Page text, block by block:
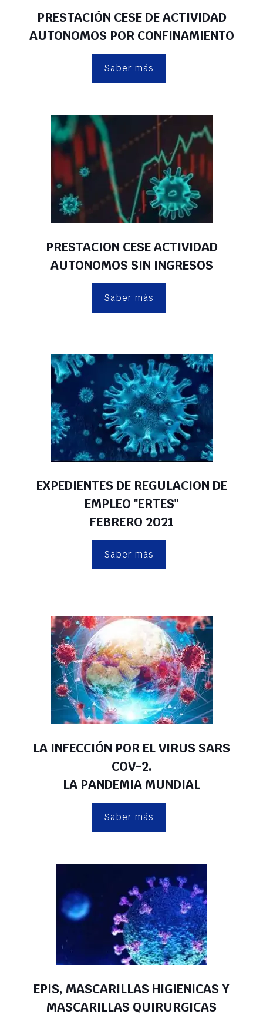
PRESTACIÓN CESE DE ACTIVIDAD
AUTONOMOS POR CONFINAMIENTO
Saber más
PRESTACION CESE ACTIVIDAD
AUTONOMOS SIN INGRESOS
Saber más
EXPEDIENTES DE REGULACION DE
EMPLEO "ERTES"
FEBRERO 2021
Saber más
LA INFECCIÓN POR EL VIRUS SARS
COV-2.
LA PANDEMIA MUNDIAL
Saber más
EPIS, MASCARILLAS HIGIENICAS Y
MASCARILLAS QUIRURGICAS